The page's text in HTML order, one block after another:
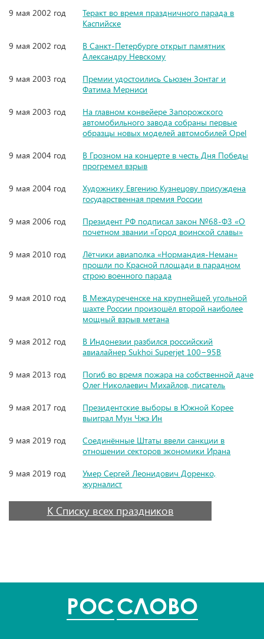
9 мая 2002 год
Теракт во время праздничного парада в
Каспийске
9 мая 2002 год
В Санкт-Петербурге открыт памятник
Александру Невскому
9 мая 2003 год
Премии удостоились Сьюзен Зонтаг и
Фатима Мерниси
9 мая 2003 год
На главном конвейере Запорожского
автомобильного завода собраны первые
образцы новых моделей автомобилей Opel
9 мая 2004 год
В Грозном на концерте в честь Дня Победы
прогремел взрыв
9 мая 2004 год
Художнику Евгению Кузнецову присуждена
государственная премия России
9 мая 2006 год
Президент РФ подписал закон №68-ФЗ «О
почетном звании «Город воинской славы»
9 мая 2010 год
Лётчики авиаполка «Нормандия-Неман»
прошли по Красной площади в парадном
строю военного парада
9 мая 2010 год
В Междуреченске на крупнейшей угольной
шахте России произошёл второй наиболее
мощный взрыв метана
9 мая 2012 год
В Индонезии разбился российский
авиалайнер Sukhoi Superjet 100−95B
9 мая 2013 год
Погиб во время пожара на собственной даче
Олег Николаевич Михайлов, писатель
9 мая 2017 год
Президентские выборы в Южной Корее
выиграл Мун Чжэ Ин
9 мая 2019 год
Соединённые Штаты ввели санкции в
отношении секторов экономики Ирана
9 мая 2019 год
Умер Сергей Леонидович Доренко,
журналист
К Списку всех праздников
POCСЛОВО